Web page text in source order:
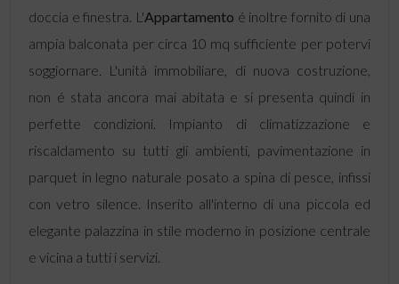
doccia e finestra. L'Appartamento é inoltre fornito di una
ampia balconata per circa 10 mq sufficiente per potervi
soggiornare. L'unità immobiliare, di nuova costruzione,
non é stata ancora mai abitata e si presenta quindi in
perfette condizioni. Impianto di climatizzazione e
riscaldamento su tutti gli ambienti, pavimentazione in
parquet in legno naturale posato a spina di pesce, infissi
con vetro silence. Inserito all'interno di una piccola ed
elegante palazzina in stile moderno in posizione centrale
e vicina a tutti i servizi.